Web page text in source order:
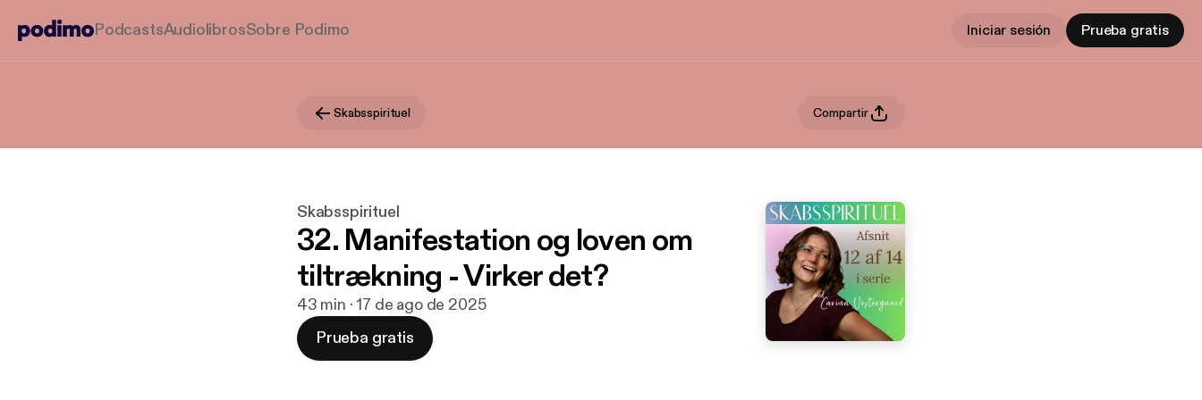
PodcastsAudiolibrosSobre Podimo Iniciar sesión Prueba gratis
Skabsspirituel Compartir
Skabsspirituel
32. Manifestation og loven om
tiltrækning - Virker det?
43 min · 17 de ago de 2025
Prueba gratis